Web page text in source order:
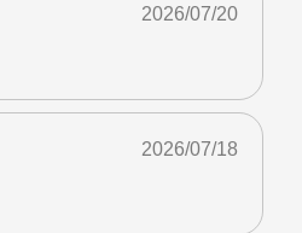
2026/07/20
2026/07/18